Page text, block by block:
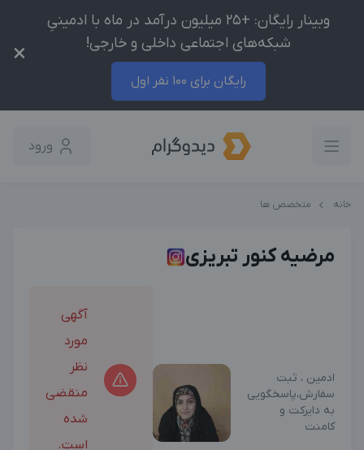
وبینار رایگان: +25 میلیون درآمد در ماه با ادمینیِ
شبکه‌های اجتماعی داخلی و خارجی!
رایگان برای 100 نفر اول
×
ورود
خانه متخصص ها
مرضیه کنور تبریزی
ادمین ، ثبت
سفارش،پاسخگویی
به دایرکت و
کامنت
آگهی
مورد
نظر
منقضی
شده
است.